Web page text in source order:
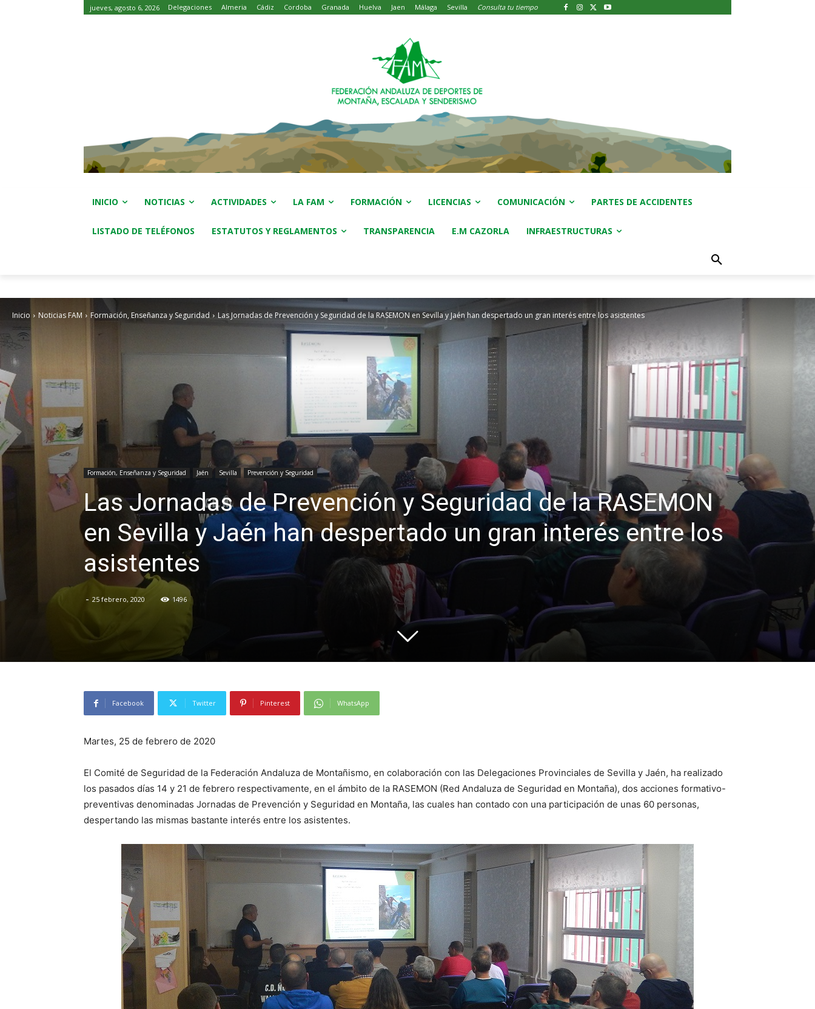
jueves, agosto 6, 2026 Delegaciones Almeria Cádiz Cordoba Granada Huelva Jaen Málaga Sevilla Consulta tu tiempo
INICIO NOTICIAS ACTIVIDADES LA FAM FORMACIÓN LICENCIAS COMUNICACIÓN PARTES DE ACCIDENTES
LISTADO DE TELÉFONOS ESTATUTOS Y REGLAMENTOS TRANSPARENCIA E.M CAZORLA INFRAESTRUCTURAS
Inicio Noticias FAM Formación, Enseñanza y Seguridad Las Jornadas de Prevención y Seguridad de la RASEMON en Sevilla y Jaén han despertado un gran interés entre los asistentes
Formación, Enseñanza y Seguridad Jaén Sevilla Prevención y Seguridad
Las Jornadas de Prevención y Seguridad de la RASEMON
en Sevilla y Jaén han despertado un gran interés entre los
asistentes
- 25 febrero, 2020 1496
Facebook Twitter Pinterest WhatsApp
Martes, 25 de febrero de 2020
El Comité de Seguridad de la Federación Andaluza de Montañismo, en colaboración con las Delegaciones Provinciales de Sevilla y Jaén, ha realizado
los pasados días 14 y 21 de febrero respectivamente, en el ámbito de la RASEMON (Red Andaluza de Seguridad en Montaña), dos acciones formativo-
preventivas denominadas Jornadas de Prevención y Seguridad en Montaña, las cuales han contado con una participación de unas 60 personas,
despertando las mismas bastante interés entre los asistentes.